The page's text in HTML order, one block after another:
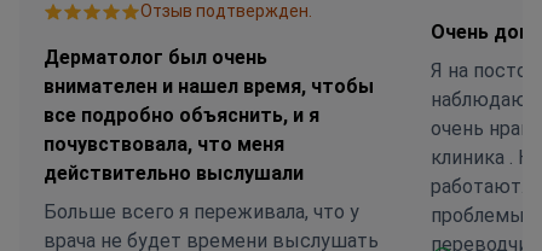
Отзыв подтвержден.
Дерматолог был очень
внимателен и нашел время, чтобы
все подробно объяснить, и я
почувствовала, что меня
действительно выслушали
Больше всего я переживала, что у
врача не будет времени выслушать
Очень
Я на
очень
клиника .
работают.
проблемы